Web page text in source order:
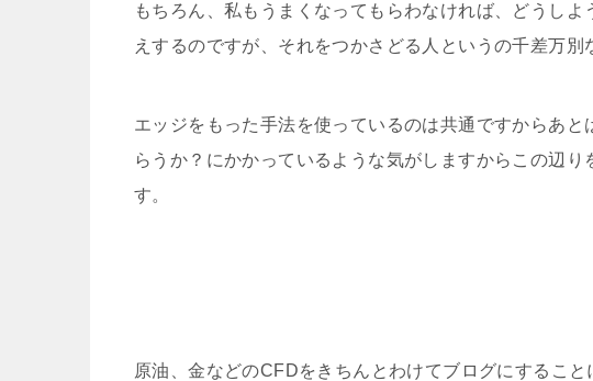
もちろん、私もうまくなってもらわなければ、どうし
えするのですが、それをつかさどる人というの千差万別
エッジをもった手法を使っているのは共通ですからあ
らうか？にかかっているような気がしますからこの辺
す。
原油、金などのCFDをきちんとわけてブログにすること